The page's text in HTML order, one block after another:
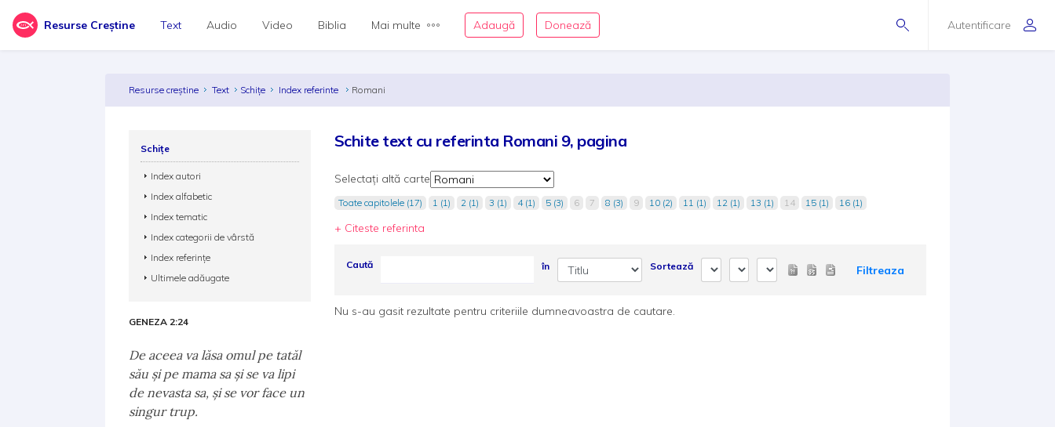
Resurse Creștine Autentificare
Text Audio Video Biblia Mai multe Adaugă Donează
Resurse creștine Text Schițe Index referinte Romani
Schite text cu referinta Romani 9, pagina
Selectați altă carte
Toate capitolele (17) 1 (1) 2 (1) 3 (1) 4 (1) 5 (3) 6 7 8 (3) 9 10 (2) 11 (1) 12 (1) 13 (1) 14 15 (1) 16 (1)
+ Citeste referinta
Caută în Sortează Filtreaza
Nu s-au gasit rezultate pentru criteriile dumneavoastra de cautare.
Schițe
Index autori
Index alfabetic
Index tematic
Index categorii de vârstă
Index referințe
Ultimele adăugate
GENEZA 2:24
De aceea va lăsa omul pe tatăl
său şi pe mama sa şi se va lipi
de nevasta sa, şi se vor face un
singur trup.